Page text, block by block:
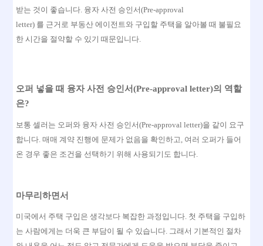
받는 것이 좋습니다 융자 사전 승인서(Pre-approval
letter) 를 근거로 부동산 에이전트와 구입할 주택을 알아볼 때 불필요
한 시간을 절약할 수 있기 때문입니다
오퍼 넣을 때 융자 사전 승인서(Pre-approval letter)의 역할
은?
보통 셀러는 오퍼와 융자 사전 승인서(Pre-approval letter)을 같이 요구
합니다 .매매 계약 진행에 문제가 없음을 확인하고 여러 오퍼가 들어
온 경우 좋은 조건을 선택하기 위해 사용되기도 합니다
마무리하면서
미국에서 주택 구입은 생각보다 복잡한 과정입니다. 첫 주택을 구입하
는 사람에게는 더욱 큰 부담이 될 수 있습니다. 그래서 기본적인 절차